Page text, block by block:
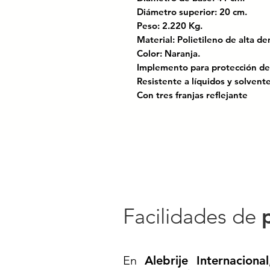
Diámetro superior: 20 cm.
Peso: 2.220 Kg.
Material: Polietileno de alta
Color: Naranja.
Implemento para protección
Resistente a líquidos y
Con tres franjas reflejante
Cuenta con un diseño robusto
bandas reflejantes
Su mango ergonómico facilita
Facilidades de
En Alebrije Internacional